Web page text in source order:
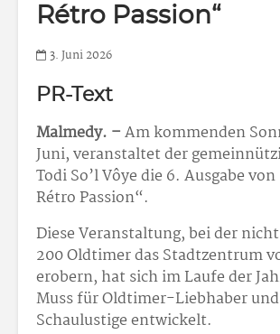
Rétro Passion“
3. Juni 2026
PR-Text
Malmedy. –Am kommenden
Juni, veranstaltet der
Todi So’l Vôye die 6. Ausgabe
Rétro Passion“.
Diese Veranstaltung, bei der
200 Oldtimer das Stadtzentrum
erobern, hat sich im Laufe der
Muss für Oldtimer-Liebhaber
Schaulustige entwickelt.